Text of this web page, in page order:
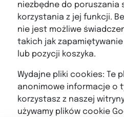
niezbędne do poruszania
korzystania z jej funkcji.
nie jest możliwe
takich jak
lub pozycji koszyka.
Wydajne pliki cookies: Te
anonimowe informacje o
korzystasz z naszej
używamy plików cookie